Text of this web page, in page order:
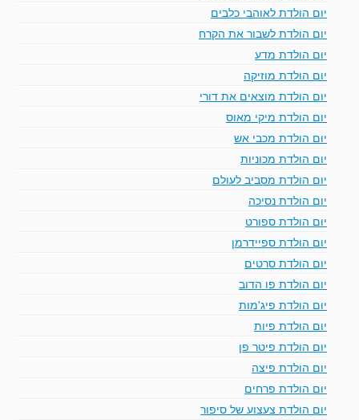
יום הולדת לאוהבי כלבים
יום הולדת לשבור את הקרח
יום הולדת מדע
יום הולדת מוזיקה
יום הולדת מוצאים את דורי
יום הולדת מיקי מאוס
יום הולדת מכבי אש
יום הולדת מכוניות
יום הולדת מסביב לעולם
יום הולדת נסיכה
יום הולדת ספורט
יום הולדת ספיידרמן
יום הולדת סרטים
יום הולדת פו הדוב
יום הולדת פיג'מות
יום הולדת פיות
יום הולדת פיטר פן
יום הולדת פיצה
יום הולדת פרחים
יום הולדת צעצוע של סיפור